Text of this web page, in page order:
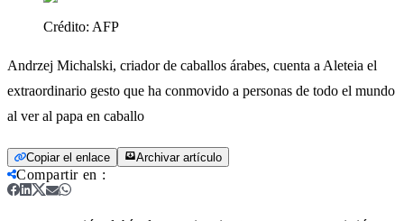
Crédito: AFP
Andrzej Michalski, criador de caballos árabes, cuenta a Aleteia el
extraordinario gesto que ha conmovido a personas de todo el mundo
al ver al papa en caballo
Copiar el enlace Archivar artículo
Compartir en :